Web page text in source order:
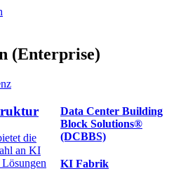
(Enterprise)
die
an KI
Lösungen
Data Center Building
Block Solutions®
(DCBBS)
KI Fabrik